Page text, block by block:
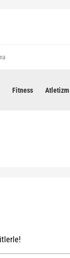
Fitness Atletizm